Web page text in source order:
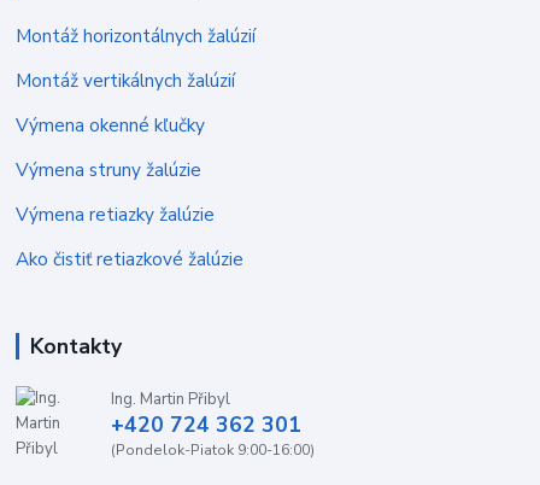
Montáž horizontálnych žalúzií
Montáž vertikálnych žalúzií
Výmena okenné kľučky
Výmena struny žalúzie
Výmena retiazky žalúzie
Ako čistiť retiazkové žalúzie
Kontakty
Ing. Martin Přibyl
+420 724 362 301
(Pondelok-Piatok 9:00-16:00)